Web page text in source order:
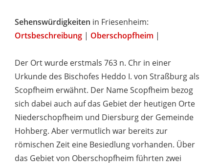
Sehenswürdigkeiten in Friesenheim:
Ortsbeschreibung | Oberschopfheim |
Der Ort wurde erstmals 763 n. Chr in einer
Urkunde des Bischofes Heddo I. von Straßburg als
Scopfheim erwähnt. Der Name Scopfheim bezog
sich dabei auch auf das Gebiet der heutigen Orte
Niederschopfheim und Diersburg der Gemeinde
Hohberg. Aber vermutlich war bereits zur
römischen Zeit eine Besiedlung vorhanden. Über
das Gebiet von Oberschopfheim führten zwei